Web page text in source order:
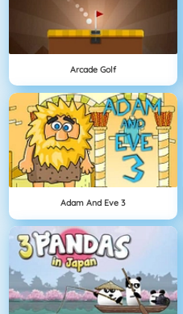
Arcade Golf
Adam And Eve 3